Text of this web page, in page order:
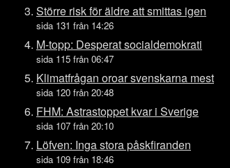
Ons 22 juli
Tis 21 juli
Mån 20 juli
Sön 19 juli
Lör 18 juli
Fre 17 juli
Tors 16 juli
Ons 15 juli
Större risk för äldre att smittas igen
sida 131 från 14:26
M-topp: Desperat socialdemokrati
sida 115 från 06:47
Klimatfrågan oroar svenskarna mest
sida 120 från 20:48
FHM: Astrastoppet kvar i Sverige
sida 107 från 20:10
Löfven: Inga stora påskfiranden
sida 109 från 18:46